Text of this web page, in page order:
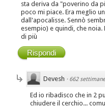
sta deriva da "poverino da
poco mi piace. Era meglio
dall'apocalisse. Sennò
esempio) e quindi, che
di più
Rispondi
Devesh · 662
Ed io ribadisco che in 2
chiudere il cerchio...